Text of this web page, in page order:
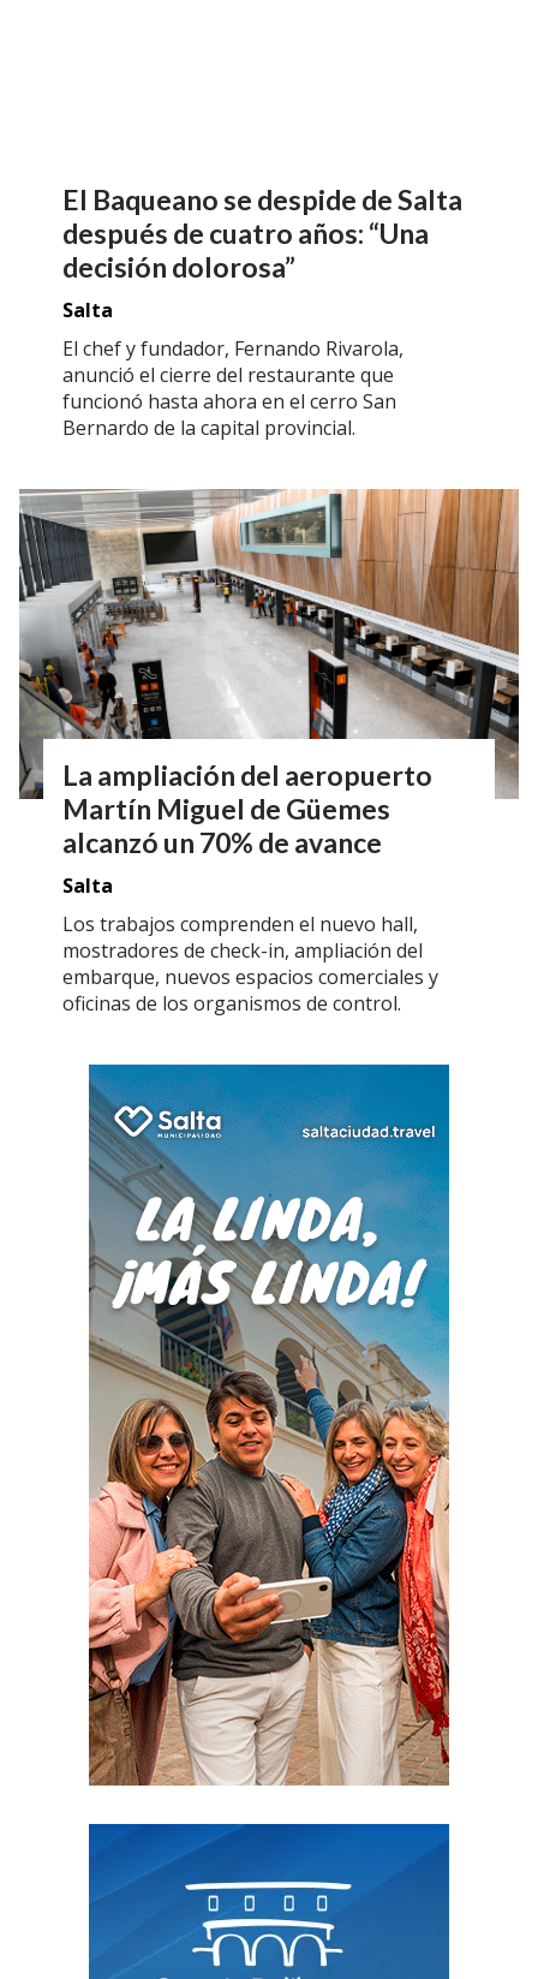
El Baqueano se despide de Salta
después de cuatro años: “Una
decisión dolorosa”
Salta
El chef y fundador, Fernando Rivarola,
anunció el cierre del restaurante que
funcionó hasta ahora en el cerro San
Bernardo de la capital provincial.
La ampliación del aeropuerto
Martín Miguel de Güemes
alcanzó un 70% de avance
Salta
Los trabajos comprenden el nuevo hall,
mostradores de check-in, ampliación del
embarque, nuevos espacios comerciales y
oficinas de los organismos de control.